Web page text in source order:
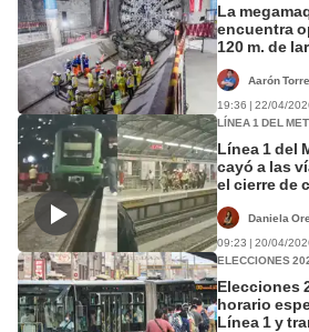
La
encuentra
120 m. de
proyecto
Aarón
19:36 | 22/04/
LÍNEA 1 DEL
Línea 1 del
cayó a las
el cierre de
Daniela
09:23 | 20/04/
ELECCIONES
Elecciones
horario
Línea 1 y